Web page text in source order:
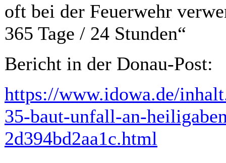
oft bei der Feuerwehr
365 Tage / 24 Stunden“
Bericht in der Donau-Post:
https://www.idowa.de/
35-baut-unfall-an-
2d394bd2aa1c.html